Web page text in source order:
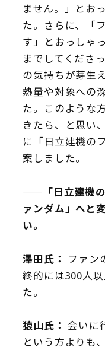
ません。」とお
た。さらに、「
す」とおっしゃ
までしてくださ
の気持ちが芽生
熱量や対象への
た。このような
きたら、と思い
に「日立建機の
案しました。
——「日立建機の
ァンダム」へと
い。
澤田氏： ファン
終的には300人
た。
猿山氏： 会いに
という方よりも